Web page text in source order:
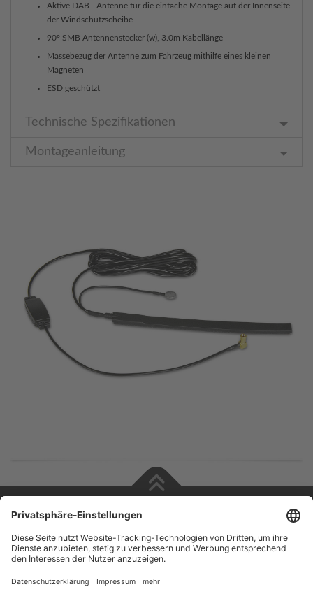
Aktive DAB+ Antenne für die einfache Montage auf der Innenseite
der Windschutzscheibe
90° SMB Antennenstecker (w), 3.0m Kabellänge
Massebezug der Antenne zum Fahrzeug mithilfe eines kleinen
Magneten
ESD geschützt
Technische Spezifikationen
Montageanleitung
Copyright © 2026 ZENEC
Impressum,Legal notice
Datenschutz,Privacy policy
Dokumente zur Produktkonformität